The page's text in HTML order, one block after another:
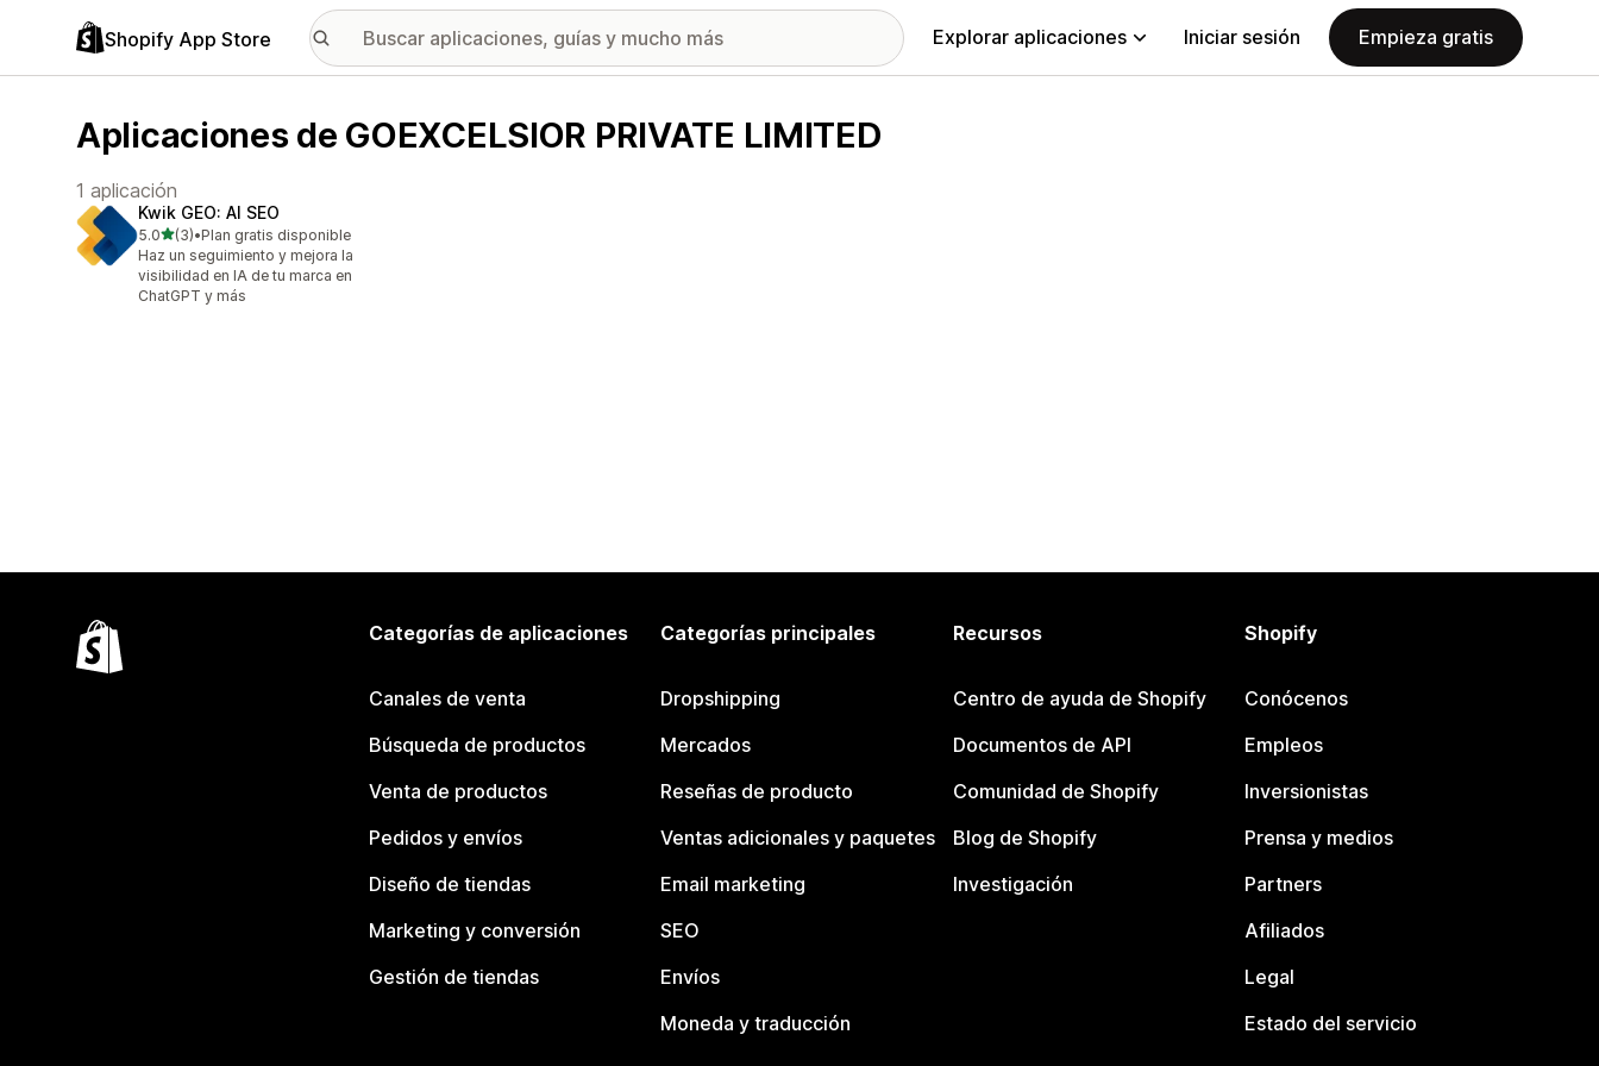
Shopify App Store Explorar aplicaciones Iniciar sesión Empieza gratis
Aplicaciones de GOEXCELSIOR PRIVATE LIMITED
1 aplicación
Kwik GEO: AI SEO
5.0de 5 estrellas
(3)
3 reseñas en total
•Plan gratis disponible
Haz un seguimiento y mejora la
visibilidad en IA de tu marca en
ChatGPT y más
Categorías de aplicaciones
Canales de venta
Búsqueda de productos
Venta de productos
Pedidos y envíos
Diseño de tiendas
Marketing y conversión
Gestión de tiendas
Categorías principales
Dropshipping
Mercados
Reseñas de producto
Ventas adicionales y paquetes
Email marketing
SEO
Envíos
Moneda y traducción
Recursos
Centro de ayuda de Shopify
Documentos de API
Comunidad de Shopify
Blog de Shopify
Investigación
Shopify
Conócenos
Empleos
Inversionistas
Prensa y medios
Partners
Afiliados
Legal
Estado del servicio